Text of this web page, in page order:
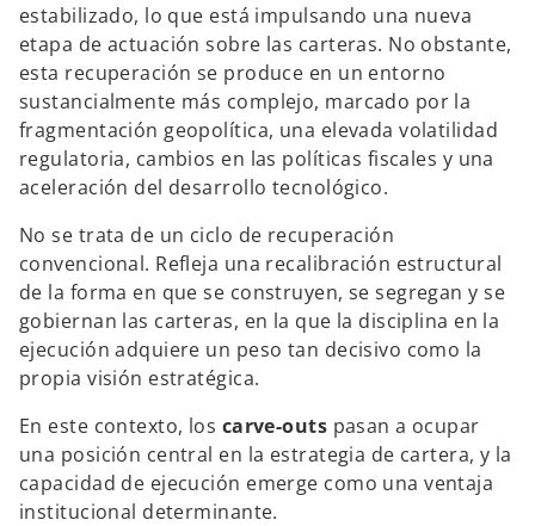
estabilizado, lo que está impulsando una nueva
etapa de actuación sobre las carteras. No obstante,
esta recuperación se produce en un entorno
sustancialmente más complejo, marcado por la
fragmentación geopolítica, una elevada volatilidad
regulatoria, cambios en las políticas fiscales y una
aceleración del desarrollo tecnológico.
No se trata de un ciclo de recuperación
convencional. Refleja una recalibración estructural
de la forma en que se construyen, se segregan y se
gobiernan las carteras, en la que la disciplina en la
ejecución adquiere un peso tan decisivo como la
propia visión estratégica.
En este contexto, los carve-outs pasan a ocupar
una posición central en la estrategia de cartera, y la
capacidad de ejecución emerge como una ventaja
institucional determinante.